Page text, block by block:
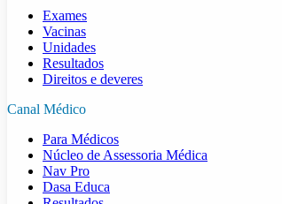
Exames
Vacinas
Unidades
Resultados
Direitos e deveres
Canal Médico
Para Médicos
Núcleo de Assessoria Médica
Nav Pro
Dasa Educa